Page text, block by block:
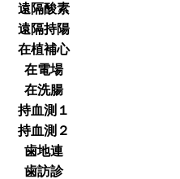
遠隔酸素
遠隔持陽
在植補心
在電場
在洗腸
持血測１
持血測２
歯地連
歯訪診